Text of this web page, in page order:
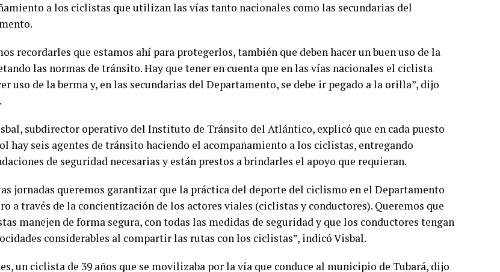
a los ciclistas que utilizan las vías tanto nacionales como las secundarias del
recordarles que estamos ahí para protegerlos, también que deben hacer un buen uso de la
las normas de tránsito. Hay que tener en cuenta que en las vías nacionales el ciclista
uso de la berma y, en las secundarias del Departamento, se debe ir pegado a la orilla”, dijo
subdirector operativo del Instituto de Tránsito del Atlántico, explicó que en cada puesto
hay seis agentes de tránsito haciendo el acompañamiento a los ciclistas, entregando
de seguridad necesarias y están prestos a brindarles el apoyo que requieran.
jornadas queremos garantizar que la práctica del deporte del ciclismo en el Departamento
a través de la concientización de los actores viales (ciclistas y conductores). Queremos que
manejen de forma segura, con todas las medidas de seguridad y que los conductores tengan
considerables al compartir las rutas con los ciclistas”, indicó Visbal.
un ciclista de 39 años que se movilizaba por la vía que conduce al municipio de Tubará, dijo